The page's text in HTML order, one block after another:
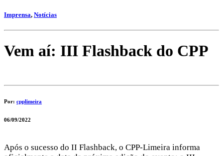
Imprensa, Notícias
Vem aí: III Flashback do CPP
Por: cpplimeira
06/09/2022
Após o sucesso do II Flashback, o CPP-Limeira informa